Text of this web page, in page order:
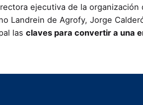
ejecutiva de la
Landrein de Agrofy, Jorge
las claves para convertir a una